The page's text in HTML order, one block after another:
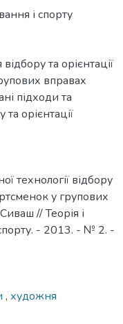
і спорту
та орієнтації
вправах
підходи та
орієнтації
технології відбору
у групових
// Теорія і
- 2013. - № 2. -
, художня